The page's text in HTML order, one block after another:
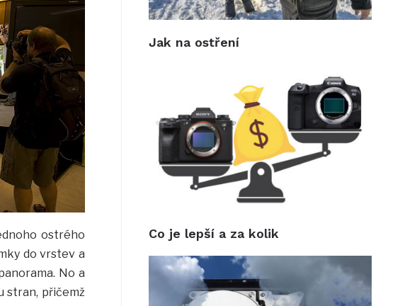
ostrého
do vrstev a
No a
stran, přičemž
Jak na ostření
Co je lepší a za kolik